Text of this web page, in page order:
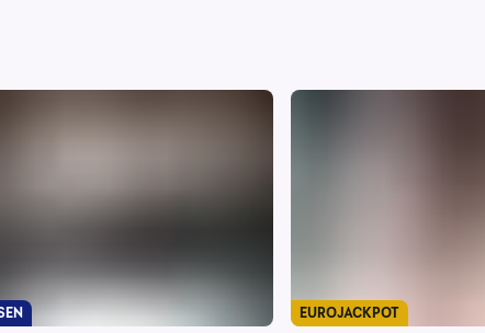
EUROJACKPOT